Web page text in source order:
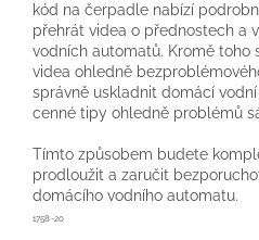
kód na čerpadle nabízí
přehrát videa o přednostech a
vodních automatů. Kromě toho
videa ohledně
správně uskladnit domácí
cenné tipy ohledně problémů
Tímto způsobem budete
prodloužit a zaručit
domácího vodního automatu.
1758-20